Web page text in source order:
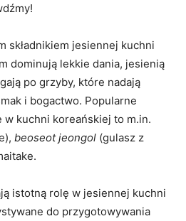
składnikiem jesiennej kuchni
dominują lekkie dania, ​jesienią
po grzyby, które nadają
i bogactwo. ‍Popularne
kuchni koreańskiej to m.in.⁢
beoseot jeongol (gulasz z
istotną rolę ‍w jesiennej kuchni
do przygotowywania